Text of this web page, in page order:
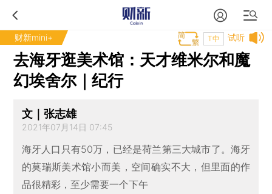
财新mini+ 试听
T中
去海牙逛美术馆：天才维米尔和魔
幻埃舍尔｜纪行
文｜张志雄
2021年07月14日 07:45
海牙人口只有50万，已经是荷兰第三大城市了。海牙
的莫瑞斯美术馆小而美，空间确实不大，但里面的作
品很精彩，至少需要一个下午